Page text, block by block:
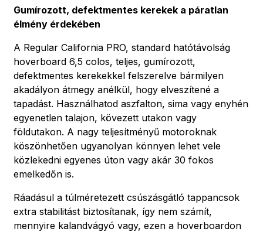
Gumírozott, defektmentes kerekek a páratlan
élmény érdekében
A Regular California PRO, standard hatótávolság
hoverboard 6,5 colos, teljes, gumírozott,
defektmentes kerekekkel felszerelve bármilyen
akadályon átmegy anélkül, hogy elveszítené a
tapadást. Használhatod aszfalton, sima vagy enyhén
egyenetlen talajon, kövezett utakon vagy
földutakon. A nagy teljesítményű motoroknak
köszönhetően ugyanolyan könnyen lehet vele
közlekedni egyenes úton vagy akár 30 fokos
emelkedőn is.
Ráadásul a túlméretezett csúszásgátló tappancsok
extra stabilitást biztosítanak, így nem számít,
mennyire kalandvágyó vagy, ezen a hoverboardon